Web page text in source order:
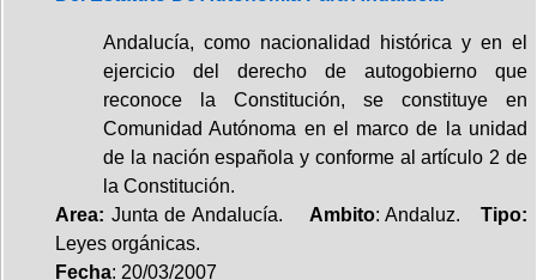
Andalucía, como nacionalidad histórica y en el
ejercicio del derecho de autogobierno que
reconoce la Constitución, se constituye en
Comunidad Autónoma en el marco de la unidad
de la nación española y conforme al artículo 2 de
la Constitución.
Area: Junta de Andalucía. Ambito: Andaluz.Tipo:
Leyes orgánicas.
Fecha: 20/03/2007